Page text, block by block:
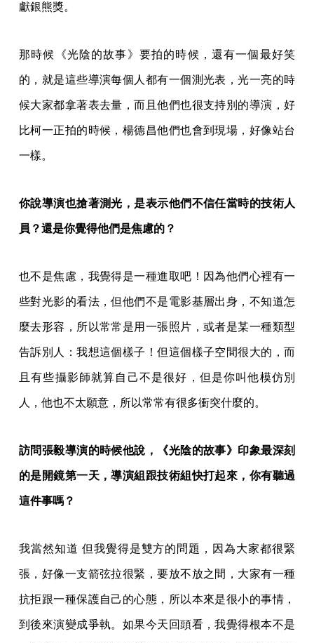
獻銀熊獎。
那時候《光陰的故事》要拍的時候，還有一個最好笑
的，就是這些導演每個人都有一個測光表，光一亮的時
候大家都拿著表去量，而且他們也很支持別的導演，好
比柯一正拍的時候，楊德昌他們也會到現場，好像站台
一樣。
你說導演也搶著測光，是表示他們不信任當時的技術人
員？還是你覺得他們是焦慮的？
也不是焦慮，我覺得是一種進取吧！因為他們心裡有一
些對光影的看法，但他們不是電影基層出身，不知道怎
麼去形容，所以常常是用一張照片，或者是某一種類型
告訴別人：我想這個樣子！但這個樣子空間很大的，而
且有些攝影師就算自己不是很好，但是你叫他模仿別
人，他也不太願意，所以常常有很多衝突什麼的。
訪問張毅導演的時候他說，《光陰的故事》印象最深刻
的是開鏡第一天，導演組跟技術組快打起來，你有聽過
這件事嗎？
我當然知道 但我覺得是雙方的問題，因為大家都很緊
張，好像一支箭弦拉很緊，要放不放之間，大家有一種
抗拒跟一種保護自己的心態，所以本來是很小的事情，
到後來演變成爭執。如果今天回頭看，我覺得根本不是